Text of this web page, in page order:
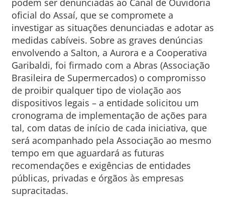
podem ser denunciadas ao Canal de Ouvidoria
oficial do Assaí, que se compromete a
investigar as situações denunciadas e adotar as
medidas cabíveis. Sobre as graves denúncias
envolvendo a Salton, a Aurora e a Cooperativa
Garibaldi, foi firmado com a Abras (Associação
Brasileira de Supermercados) o compromisso
de proibir qualquer tipo de violação aos
dispositivos legais – a entidade solicitou um
cronograma de implementação de ações para
tal, com datas de início de cada iniciativa, que
será acompanhado pela Associação ao mesmo
tempo em que aguardará as futuras
recomendações e exigências de entidades
públicas, privadas e órgãos às empresas
supracitadas.